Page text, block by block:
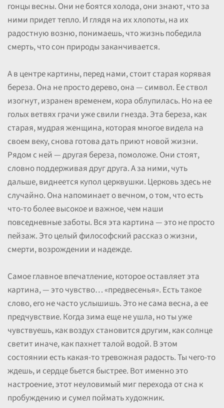
гонцы весны. Они не боятся холода, они знают, что за
ними придет тепло. И глядя на их хлопоты, на их
радостную возню, понимаешь, что жизнь победила
смерть, что сон природы заканчивается.
А в центре картины, перед нами, стоит старая корявая
береза. Она не просто дерево, она — символ. Ее ствол
изогнут, изранен временем, кора облупилась. Но на ее
голых ветвях грачи уже свили гнезда. Эта береза, как
старая, мудрая женщина, которая многое видела на
своем веку, снова готова дать приют новой жизни.
Рядом с ней — другая береза, помоложе. Они стоят,
словно поддерживая друг друга. А за ними, чуть
дальше, виднеется купол церквушки. Церковь здесь не
случайно. Она напоминает о вечном, о том, что есть
что-то более высокое и важное, чем наши
повседневные заботы. Вся эта картина — это не просто
пейзаж. Это целый философский рассказ о жизни,
смерти, возрождении и надежде.
Самое главное впечатление, которое оставляет эта
картина, — это чувство… «предвесенья». Есть такое
слово, его не часто услышишь. Это не сама весна, а ее
предчувствие. Когда зима еще не ушла, но ты уже
чувствуешь, как воздух становится другим, как солнце
светит иначе, как пахнет талой водой. В этом
состоянии есть какая-то тревожная радость. Ты чего-то
ждешь, и сердце бьется быстрее. Вот именно это
настроение, этот неуловимый миг перехода от сна к
пробуждению и сумел поймать художник.